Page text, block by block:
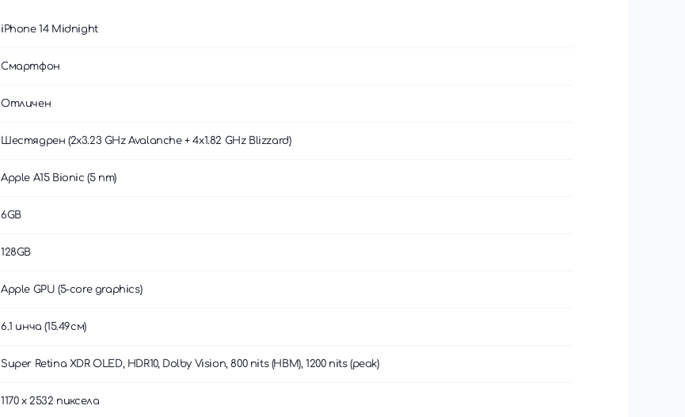
iPhone 14 Midnight
Смартфон
Отличен
Шестядрен (2x3.23 GHz Avalanche + 4x1.82 GHz Blizzard)
Apple A15 Bionic (5 nm)
6GB
128GB
Apple GPU (5-core graphics)
6.1 инча (15.49см)
Super Retina XDR OLED, HDR10, Dolby Vision, 800 nits (HBM), 1200 nits (peak)
1170 x 2532 пиксела